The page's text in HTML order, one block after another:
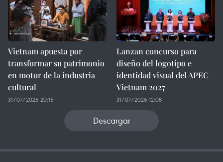
Vietnam apuesta por
transformar su patrimonio
en motor de la industria
cultural
31/07/2026 20:15
Lanzan concurso para
diseño del logotipo e
identidad visual del APEC
Vietnam 2027
31/07/2026 12:08
Descargar